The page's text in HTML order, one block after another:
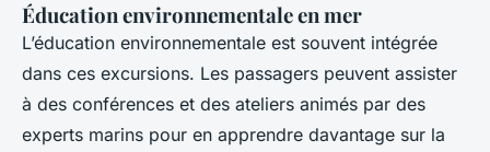
Éducation environnementale en mer
L’éducation environnementale est souvent intégrée
dans ces excursions. Les passagers peuvent assister
à des conférences et des ateliers animés par des
experts marins pour en apprendre davantage sur la